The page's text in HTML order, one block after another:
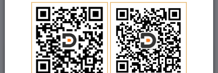
文字广告火爆招租 文字广告火爆招租
付费项目 福缘网 正文
冷门的超级蓝海赛道，八卦圈都想要的文件，一天
轻松日入500怎么做到的？